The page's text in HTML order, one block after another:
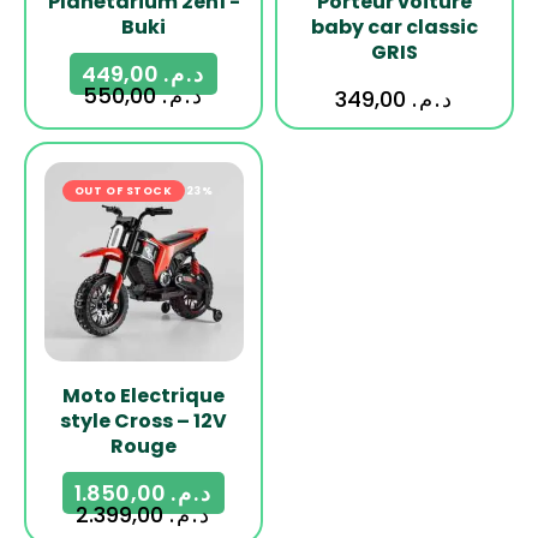
Buki
د.م.550,00
د.م.
baby car classic
GRIS
د.م.
OUT OF STOCK -23%
Moto Electrique
style Cross – 12V
Rouge
د.م.2.399,00
د.م.